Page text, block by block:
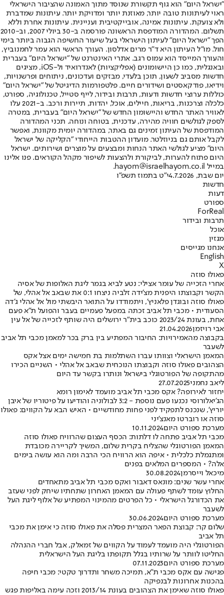
"ישראל היום" הוא גוף תקשורת שנוסד מתוך האמונה שהציבור הישראלי
ראוי לעיתונות טובה יותר, מאוזנת יותר ומדויקת יותר. עיתונות שמדברת
ולא צועקת. עיתונות אמינה, אובייקטיבית ועניינית. עיתונות אחרת וללא
תשלום. המהדורה המודפסת הראשונה פורסמה ב-30 ביולי 2007, וב-2010
הפך "ישראל היום" לעיתון הישראלי בעל שיעור החשיפה הגבוה ביותר בימי
חול. מו"ל העיתון היא ד"ר מרים אדלסון. העורך הראשי הוא עמר לחמנוביץ,
והעורך המייסד הוא עמוס רגב. אתרי האינטרנט של "ישראל היום" בעברית
ובאנגלית, כמו כן היישומונים (אפליקציות) לאנדרואיד ול-iOS, מציגים
חדשות מסביב לשעון, תוכן בלעדי, מבזקים ועדכונים, ניתוחים ופרשנויות,
וידיאו, פודקאסטים ושידורים חיים. פלטפורמות הדיגיטל של "ישראל היום"
כוללות ערוצי חדשות ודעות, תרבות ובידור, לייף סטייל, טכנולוגיה, ספורט,
כלכלה וצרכנות, בריאות, חיילים, אוכל, יהדות, תיירות ורכב. ב-2021 עלו
לאוויר האתר החדש והיישומון החדש של "ישראל היום" בעברית, במטרה
לספק לגולשים חוויה מהירה, עדכנית, בטוחה ונוחה. תכני המהדורה
המודפסת של העיתון זמינים גם באתר, במהדורה יומית מקוונת, ואפשר
לקבל אותם גם בניוזלטר. מועדון ההטבות הייחודי "הקליקה של ישראל
היום" מציע לגולשי האתר הנחות ומבצעים על מוצרים ושירותים. ישראל
היום פתוח להערות, לביקורת ולהצעות לשיפור מקהל הקוראים. פנו אלינו
במייל hayom@israelhayom.co.il.
יום שבת, 4.7.2026
י"ט בתמוז תשפ"ו
חדשות
דעות
ספורט
ForReal
תרבות ובידור
אוכל
מגזין
אנחנו מגייסים
English
X
פאולו סוזה
אחרי הזכייה של עומר אצילי: נטע לביא בגמר ליגת האלופות של אסיה
הקשר וקבוצתו היפנית מצ'ידה זלביה ניצחו 0:1 את שבאב אל אהלי, של
פאולו סוזה ובוגדן פלאניץ', ויתמודדו על התואר היבשתי מול אל אהלי ג'דה
הסעודית • מכבי תל אביב זכתה במפעל פעמיים בעבר והפועל ת"א פעם
אחת, בעונת 2023/24 כוכב בית"ר ירושלים היה שותף לזכייה של אל עין
אבי רויזמן21.04.2026
בקבוצה מהאמירויות: החיבור המפתיע בין ברק בכר למאמן מכבי תל אביב
לשעבר
המאמן הישראלי וצוותו עברו השתלמות בת חמישה ימים אצל אקס
הצהובים פאולו סוזה וקבוצתו הנוכחית שבאב אל אהלי • השניים הכירו
מהתקופה של הפורטוגלי בישראל ונותרו בקשר עד היום
ליאב נחמני27.07.2025
יחזור לאירופה? אקס מכבי תל אביב מועמד לאימון רומא
הג'יאלורוסי נכנעו פעם נוספת - 3:2 לבולוניה והודיעו על פיטוריו של איבן
יוריץ', שנכנס לתפקיד לפני פחות מחודשיים • האיש הבא על הקווים: פאולו
סוזה או רוברטו מאנצ'יני
מערכת ספורט היום10.11.2024
מכבי תל אביב פתחה לו דלתות: הכסף העצום שהרוויח פאולו סוזה
המאמן הפורטוגלי שהצליח בקרית שלום, המשיך לקריירה מכובדת
ומתגמלת כלכלית • איפה הוא הרוויח הכי הרבה ומה הוא עושה בימים
אלה? • המספרים המלאים בפנים
מיכאל וייסרמן30.08.2024
אחרי עשר שנים: מונאס דאבור ואקס מכבי תל אביב מתאחדים
החלוץ עומד לשתף פעולה עם המאמן האחרון שתחתיו שיחק לפני שעזב
את הכדורגל הישראלי • כל הפרטים מהמינוי המפתיע של אלוף ליגת העל
לשעבר
מערכת ספורט היום30.06.2024
שלום קר: קבוצת הפאר המצרית פסלה את פאולו סוזה כי אימן את מכבי
תל אביב
הפורטוגלי היה מועמד לעמוד על הקווים של זמאלק, אבל חברי ההנהלה
החליטו לוותר על שרותיו בגלל תקופתו בליגת העל הישראלית
מערכת ספורט היום07.11.2023
פגישה עם אקס מכבי ת"א, תמיכה משחר ותדרוך טקטי: מכבי חיפה
בהכנות אחרונות לבנפיקה
פאולו סוזה שאימן את הצהובים בעונת 2013/14 וזכה עימה באליפות פגש